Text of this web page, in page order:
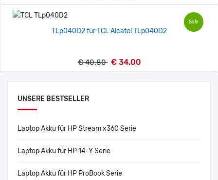
UNSERE BESTSELLER
Laptop Akku für HP Stream x360 Serie
Laptop Akku für HP 14-Y Serie
Laptop Akku für HP ProBook Serie
Sale
TLp040D2 für TCL Alcatel TLp040D2
€ 40.80 € 34.00